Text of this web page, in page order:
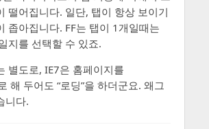
떨어집니다. 일단, 탭이 항상 보이기
좁아집니다. FF는 탭이 1개일때는
지를 선택할 수 있죠.
별도로, IE7은 홈페이지를
해 두어도 “로딩”을 하더군요. 왜그
니다.